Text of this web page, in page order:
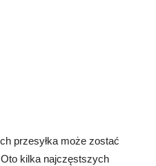
przesyłka może zostać
kilka najczęstszych